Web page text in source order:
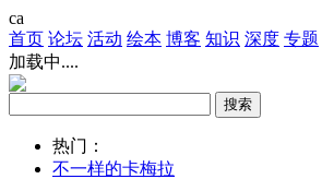
ca
首页 论坛 活动 绘本 博客 知识 深度 专题
加载中....
热门：
不一样的卡梅拉